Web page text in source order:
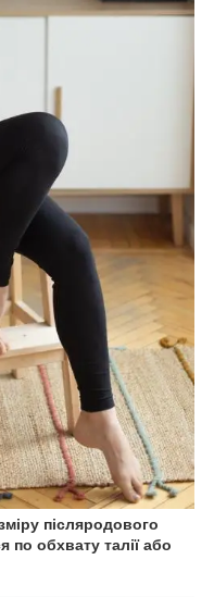
післяродового
по обхвату талії або